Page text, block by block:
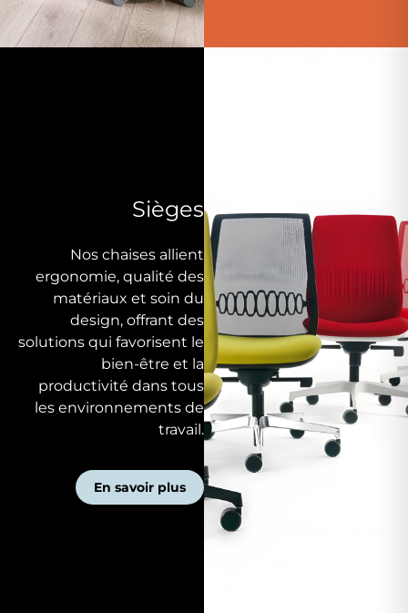
Sièges
Nos chaises allient
ergonomie, qualité des
matériaux et soin du
design, offrant des
solutions qui favorisent le
bien-être et la
productivité dans tous
les environnements de
travail.
En savoir plus